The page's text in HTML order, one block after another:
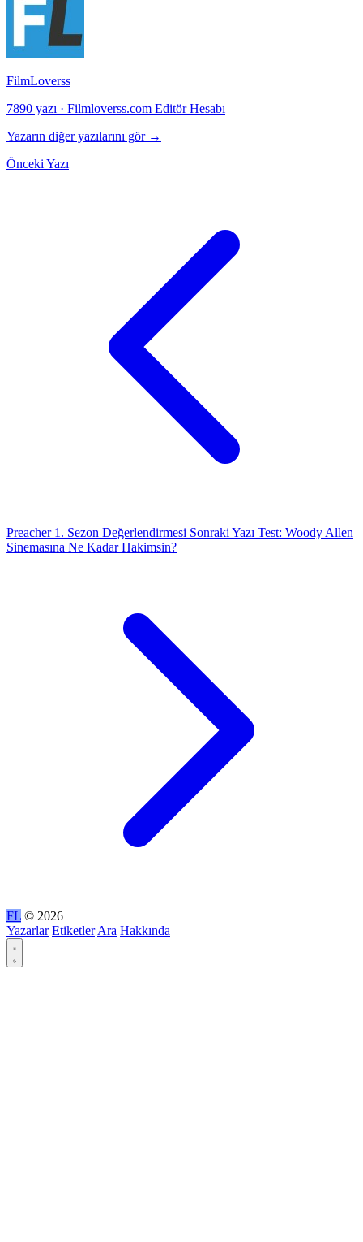
FilmLoverss
7890 yazı · Filmloverss.com Editör Hesabı
Yazarın diğer yazılarını gör →
Önceki Yazı
Preacher 1. Sezon Değerlendirmesi Sonraki Yazı Test: Woody Allen
Sinemasına Ne Kadar Hakimsin?
FL © 2026
Yazarlar Etiketler Ara Hakkında